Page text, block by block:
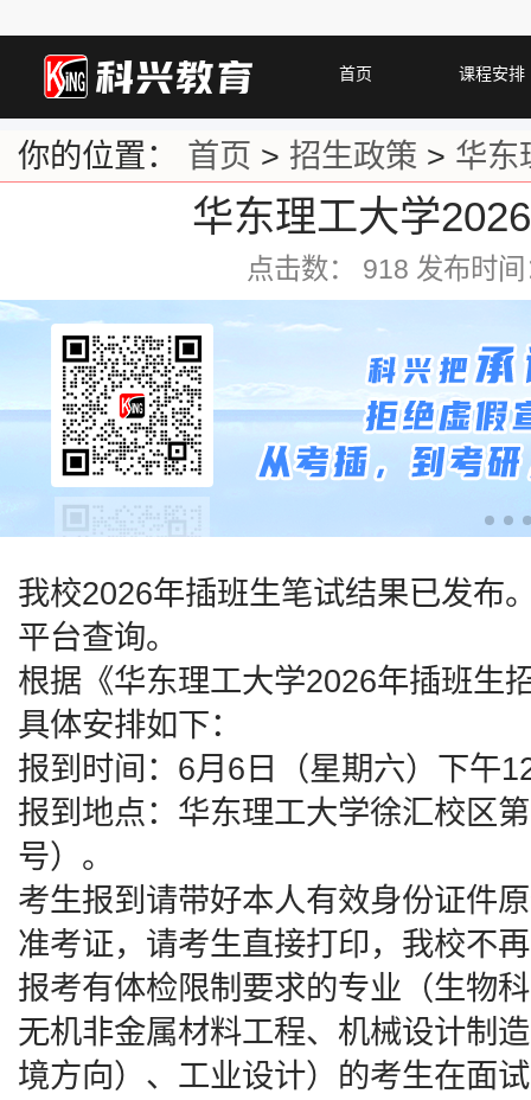
首页 课程安排
你的位置： 首页 > 招生政策 > 华东
华东理工大学
点击数： 918 发布时
我校2026年插班生笔试结果已发布
平台查询。
根据《华东理工大学2026年插班生
具体安排如下：
报到时间：6月6日（星期六）下午
报到地点：华东理工大学徐汇校区
号）。
考生报到请带好本人有效身份证件
准考证，请考生直接打印，我校不
报考有体检限制要求的专业（生物
无机非金属材料工程、机械设计制
境方向）、工业设计）的考生在面